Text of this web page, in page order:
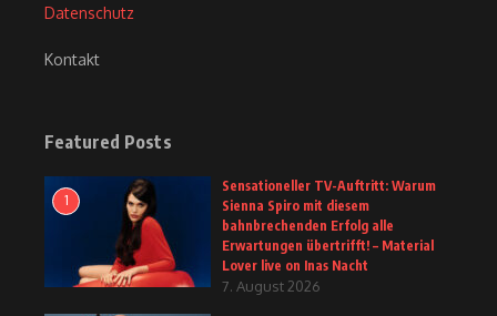
Datenschutz
Kontakt
Featured Posts
1
Sensationeller TV-Auftritt: Warum
Sienna Spiro mit diesem
bahnbrechenden Erfolg alle
Erwartungen übertrifft! – Material
Lover live on Inas Nacht
7. August 2026